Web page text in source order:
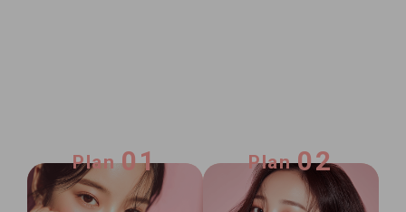
Plan 01 Plan 02